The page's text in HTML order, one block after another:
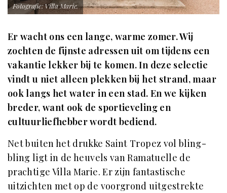
Fotografie: Villa Marie.
Er wacht ons een lange, warme zomer. Wij
zochten de fijnste adressen uit om tijdens een
vakantie lekker bij te komen. In deze selectie
vindt u niet alleen plekken bij het strand, maar
ook langs het water in een stad. En we kijken
breder, want ook de sportieveling en
cultuurliefhebber wordt bediend.
Net buiten het drukke Saint Tropez vol bling-
bling ligt in de heuvels van Ramatuelle de
prachtige Villa Marie. Er zijn fantastische
uitzichten met op de voorgrond uitgestrekte